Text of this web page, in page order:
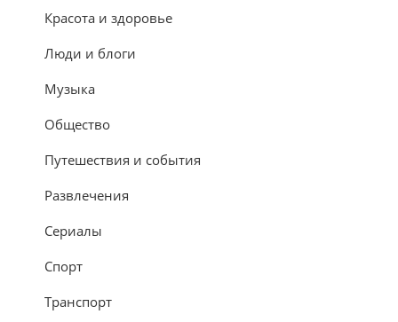
Красота и здоровье
Люди и блоги
Музыка
Общество
Путешествия и события
Развлечения
Сериалы
Спорт
Транспорт